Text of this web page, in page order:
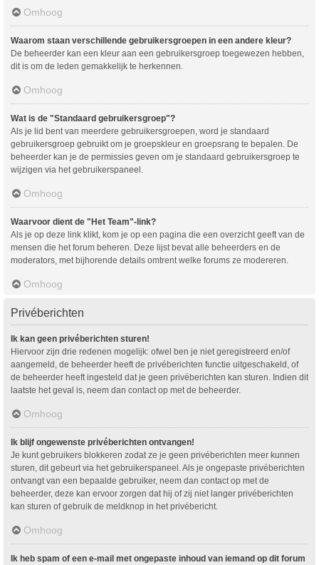
Omhoog
Waarom staan verschillende gebruikersgroepen in een andere kleur?
De beheerder kan een kleur aan een gebruikersgroep toegewezen hebben,
dit is om de leden gemakkelijk te herkennen.
Omhoog
Wat is de "Standaard gebruikersgroep"?
Als je lid bent van meerdere gebruikersgroepen, word je standaard
gebruikersgroep gebruikt om je groepskleur en groepsrang te bepalen. De
beheerder kan je de permissies geven om je standaard gebruikersgroep te
wijzigen via het gebruikerspaneel.
Omhoog
Waarvoor dient de "Het Team"-link?
Als je op deze link klikt, kom je op een pagina die een overzicht geeft van de
mensen die het forum beheren. Deze lijst bevat alle beheerders en de
moderators, met bijhorende details omtrent welke forums ze modereren.
Omhoog
Privéberichten
Ik kan geen privéberichten sturen!
Hiervoor zijn drie redenen mogelijk: ofwel ben je niet geregistreerd en/of
aangemeld, de beheerder heeft de privéberichten functie uitgeschakeld, of
de beheerder heeft ingesteld dat je geen privéberichten kan sturen. Indien dit
laatste het geval is, neem dan contact op met de beheerder.
Omhoog
Ik blijf ongewenste privéberichten ontvangen!
Je kunt gebruikers blokkeren zodat ze je geen privéberichten meer kunnen
sturen, dit gebeurt via het gebruikerspaneel. Als je ongepaste privéberichten
ontvangt van een bepaalde gebruiker, neem dan contact op met de
beheerder, deze kan ervoor zorgen dat hij of zij niet langer privéberichten
kan sturen of gebruik de meldknop in het privébericht.
Omhoog
Ik heb spam of een e-mail met ongepaste inhoud van iemand op dit forum